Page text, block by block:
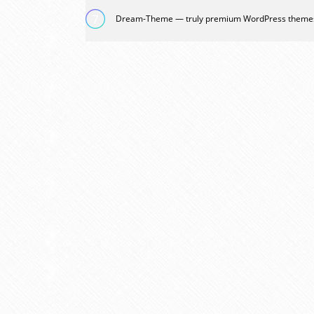
Dream-Theme — truly premium WordPress